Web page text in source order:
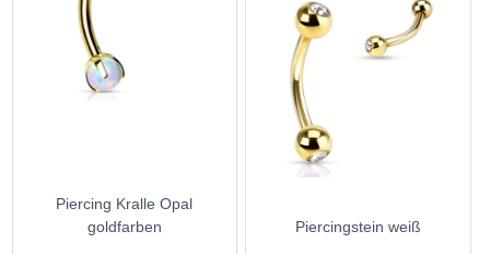
Piercing Kralle Opal
goldfarben
Piercingstein weiß